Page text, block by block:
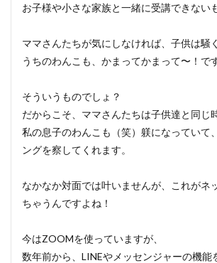
お子様や小さな家族と一緒に受講できない
ママさんたちが気にしなければ、子供は騒
うちのわんこも、かまってかまって〜！で
そういうものでしょ？
だからこそ、ママさんたちは子供達と同じ
私の息子のわんこも（笑）躾になっていて
ングを察してくれます。
なかなか対面では叶いませんが、これがネ
ちゃうんですよね！
今はZOOMを使っていますが、
数年前から、LINEやメッセンジャーの機能